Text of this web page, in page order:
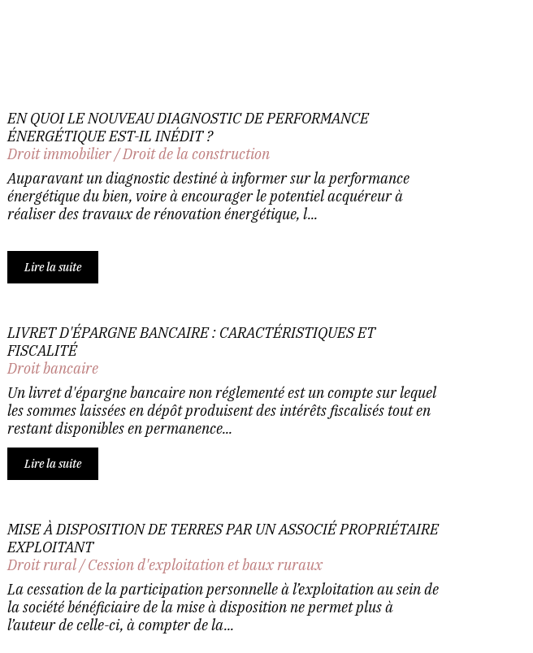
EN QUOI LE NOUVEAU DIAGNOSTIC DE PERFORMANCE
ÉNERGÉTIQUE EST-IL INÉDIT ?
Droit immobilier/Droit de la construction
Auparavant un diagnostic destiné à informer sur la performance
énergétique du bien, voire à encourager le potentiel acquéreur à
réaliser des travaux de rénovation énergétique, l...
Lire la suite
LIVRET D'ÉPARGNE BANCAIRE : CARACTÉRISTIQUES ET
FISCALITÉ
Droit bancaire
Un livret d'épargne bancaire non réglementé est un compte sur lequel
les sommes laissées en dépôt produisent des intérêts fiscalisés tout en
restant disponibles en permanence...
Lire la suite
MISE À DISPOSITION DE TERRES PAR UN ASSOCIÉ PROPRIÉTAIRE
EXPLOITANT
Droit rural/Cession d'exploitation et baux ruraux
La cessation de la participation personnelle à l’exploitation au sein de
la société bénéficiaire de la mise à disposition ne permet plus à
l’auteur de celle-ci, à compter de la...